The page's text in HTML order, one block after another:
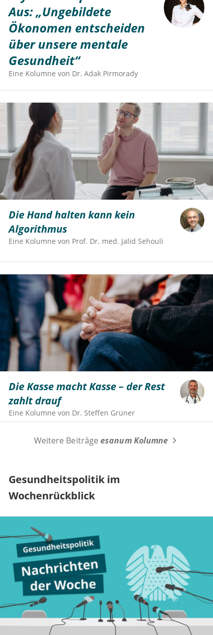
Aus: „Ungebildete
Ökonomen entscheiden
über unsere mentale
Gesundheit“
Eine Kolumne von Dr. Adak Pirmorady
Die Hand halten kann kein
Algorithmus
Eine Kolumne von Prof. Dr. med. Jalid Sehouli
Die Kasse macht Kasse – der Rest
zahlt drauf
Eine Kolumne von Dr. Steffen Grüner
Weitere Beiträgeesanum Kolumne
Gesundheitspolitik im
Wochenrückblick